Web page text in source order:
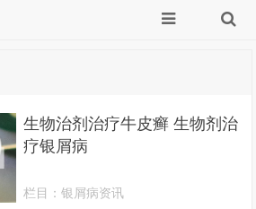
生物治剂治疗牛皮癣 生物剂治
疗银屑病
栏目：银屑病资讯